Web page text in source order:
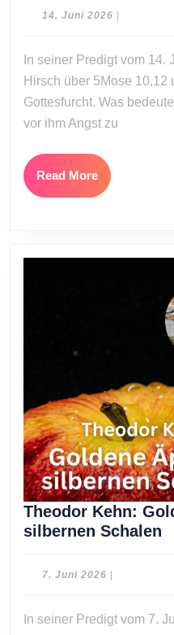
aus
14. Juni 2026 14.
In seiner Predigt vom 14.
Hirsch über 5Mose 10,12
Gottesfurcht. Was
vor ihm Angst zu
Read MoreRead
More
Theodor Kehn:
silbernen Schalen
7. Juni 2026 7.
In seiner Predigt vom 7.